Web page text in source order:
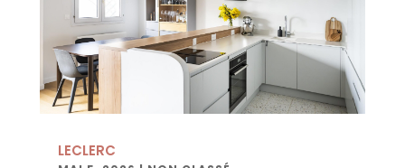
LECLERC